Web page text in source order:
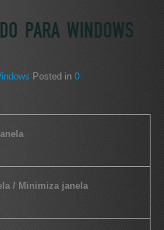
PARA WINDOWS
Posted in 0
/ Minimiza janela